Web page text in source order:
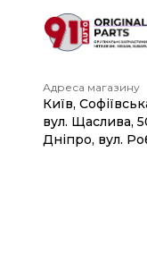
Адреса магазину
Київ,
вул. Щаслива,
Дніпро, вул.